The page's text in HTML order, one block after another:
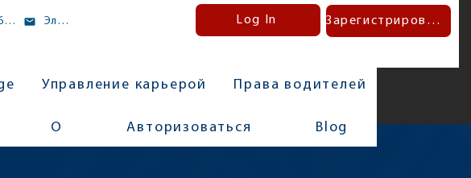
Электронное письмо Log In Зарегистрироваться
Управление карьерой Права водителей
О Авторизоваться Blog